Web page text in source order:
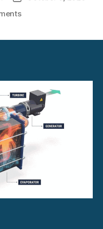
on
mittlere
Unternehmen